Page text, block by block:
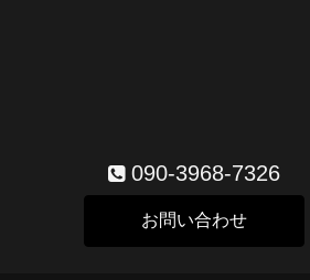
090-3968-7326
お問い合わせ